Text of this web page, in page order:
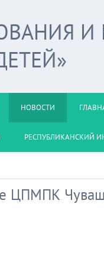
НОВОСТИ
РЕСПУБЛИКАНСКИЙ
ЦПМПК